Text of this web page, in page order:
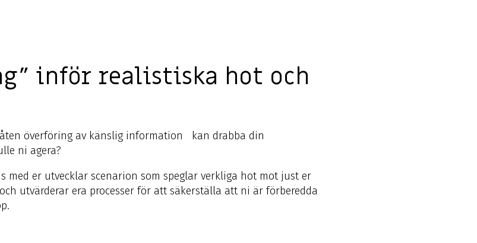
inför realistiska hot och
överföring av känslig information kan drabba din
ni agera?
er utvecklar scenarion som speglar verkliga hot mot just er
utvärderar era processer för att säkerställa att ni är förberedda